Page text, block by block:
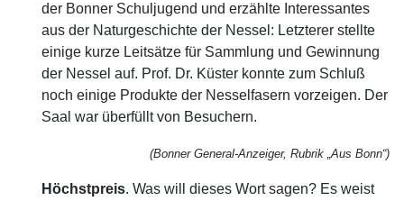
der Bonner Schuljugend und erzählte Interessantes
aus der Naturgeschichte der Nessel: Letzterer stellte
einige kurze Leitsätze für Sammlung und Gewinnung
der Nessel auf. Prof. Dr. Küster konnte zum Schluß
noch einige Produkte der Nesselfasern vorzeigen. Der
Saal war überfüllt von Besuchern.
(Bonner General-Anzeiger, Rubrik „Aus Bonn“)
Höchstpreis. Was will dieses Wort sagen? Es weist